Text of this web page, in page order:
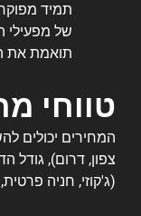
תמיד
של מפעילי
תואמת את
טווחי
המחירים יכולים
צפון, דרום), גודל
(ג'קוזי, חניה